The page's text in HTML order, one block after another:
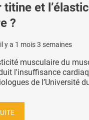
titine et
?
y a 1 mois 3 semaines
musculaire du
l'insuffisance
de l’Université